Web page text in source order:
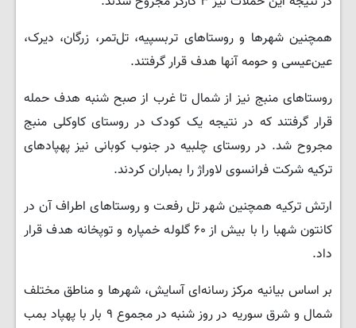
همچنین شهرها و روستاهای تربسپیه، تل‌تمر، زرگان، دیرک،
عین‌عیسی و حومه آنها هدف قرار گرفتند.
روستاهای منبج نیز از شمال تا غرب از صبح شنبه هدف حمله
قرار گرفتند که در نتیجه یک کودک در روستای کاوکلی منبج
مجروح شد. در روستای چلبیه در جنوب کوبانی نیز پهپادهای
ترکیه شرکت فرانسوی لاوراژ را بمباران کردند.
ارتش ترکیه همچنین شهر تل رفعت و روستاهای اطراف آن در
کانتون شهبا را با بیش از ۶۰ گلوله خمپاره و توپخانه هدف قرار
داد.
بر اساس بیانیه مرکز رسانه‌ای آسایش، شهرها و مناطق مختلف
شمال و شرق سوریه در روز شنبه در مجموع ۹ بار با پهپاد بمب